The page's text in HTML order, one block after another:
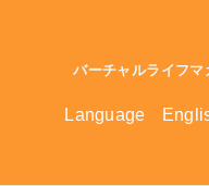
バーチャルライフマ
Language